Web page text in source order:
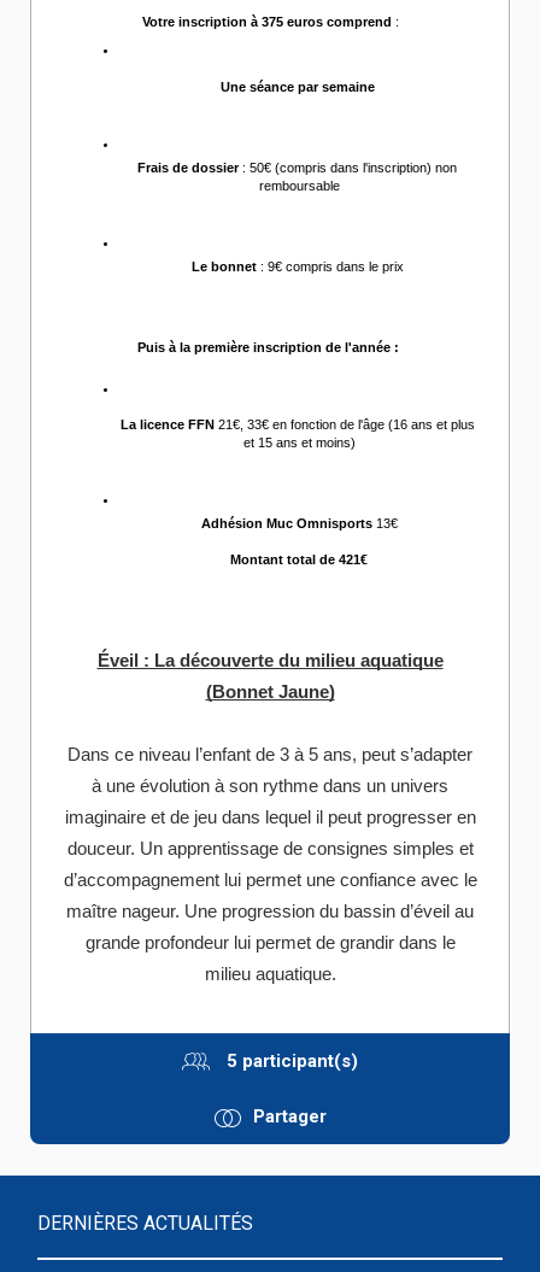
Votre inscription à 375 euros comprend :
Une séance par semaine
Frais de dossier : 50€ (compris dans l'inscription) non
remboursable
Le bonnet : 9€ compris dans le prix
Puis à la première inscription de l'année :
La licence FFN 21€, 33€ en fonction de l'âge (16 ans et plus
et 15 ans et moins)
Adhésion Muc Omnisports 13€
Montant total de 421€
Éveil : La découverte du milieu aquatique
(Bonnet Jaune)
Dans ce niveau l’enfant de 3 à 5 ans, peut s’adapter
à une évolution à son rythme dans un univers
imaginaire et de jeu dans lequel il peut progresser en
douceur. Un apprentissage de consignes simples et
d’accompagnement lui permet une confiance avec le
maître nageur. Une progression du bassin d’éveil au
grande profondeur lui permet de grandir dans le
milieu aquatique.
5 participant(s)
Partager
DERNIÈRES ACTUALITÉS